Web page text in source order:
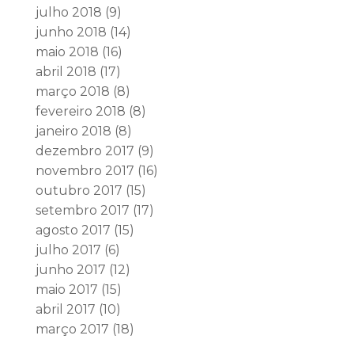
julho 2018 (9)
junho 2018 (14)
maio 2018 (16)
abril 2018 (17)
março 2018 (8)
fevereiro 2018 (8)
janeiro 2018 (8)
dezembro 2017 (9)
novembro 2017 (16)
outubro 2017 (15)
setembro 2017 (17)
agosto 2017 (15)
julho 2017 (6)
junho 2017 (12)
maio 2017 (15)
abril 2017 (10)
março 2017 (18)